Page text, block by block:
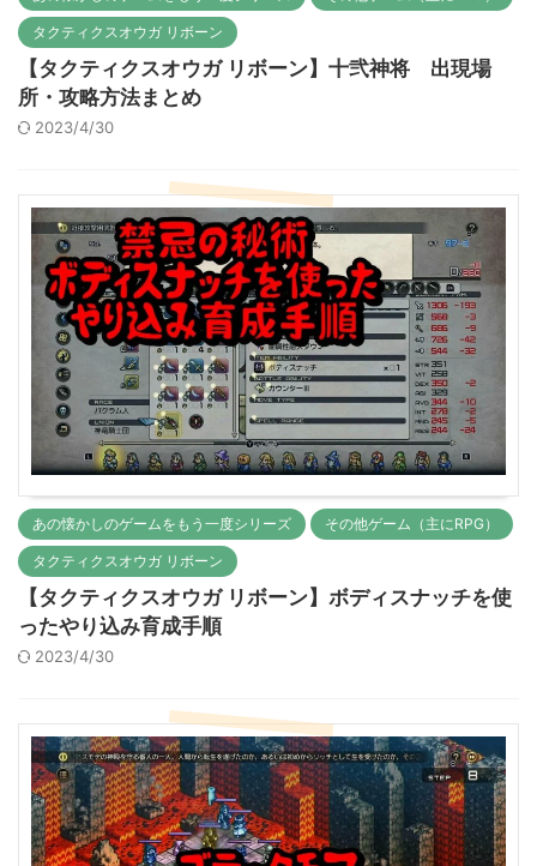
タクティクスオウガ リボーン
【タクティクスオウガ リボーン】十弐神将 出現場
所・攻略方法まとめ
2023/4/30
あの懐かしのゲームをもう一度シリーズ その他ゲーム（主にRPG）
タクティクスオウガ リボーン
【タクティクスオウガ リボーン】ボディスナッチを使
ったやり込み育成手順
2023/4/30